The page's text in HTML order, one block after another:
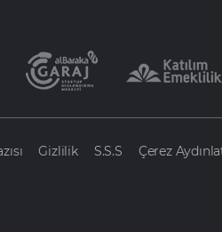
Gizlilik S.S.S Çerez